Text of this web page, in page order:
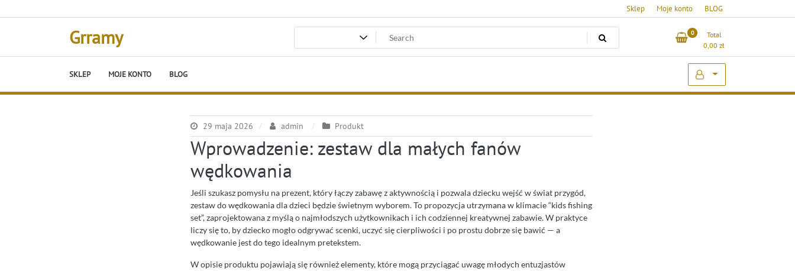
to
Sklep Moje konto BLOG
Grramy 0
Total
0,00 zł
SKLEP MOJE KONTO BLOG
29 maja 2026 admin Produkt
Wprowadzenie: zestaw dla małych fanów
wędkowania
Jeśli szukasz pomysłu na prezent, który łączy zabawę z aktywnością i pozwala dziecku wejść w świat przygód,
zestaw do wędkowania dla dzieci będzie świetnym wyborem. To propozycja utrzymana w klimacie “kids fishing
set”, zaprojektowana z myślą o najmłodszych użytkownikach i ich codziennej kreatywnej zabawie. W praktyce
liczy się to, by dziecko mogło odgrywać scenki, uczyć się cierpliwości i po prostu dobrze się bawić — a
wędkowanie jest do tego idealnym pretekstem.
W opisie produktu pojawiają się również elementy, które mogą przyciągać uwagę młodych entuzjastów